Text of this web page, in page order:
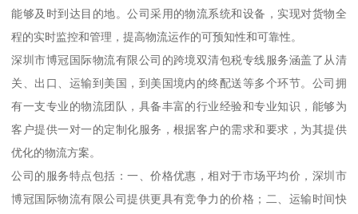
能够及时到达目的地。公司采用的物流系统和设备，实现对货物全
程的实时监控和管理，提高物流运作的可预知性和可靠性。
深圳市博冠国际物流有限公司的跨境双清包税专线服务涵盖了从清
关、出口、运输到美国，到美国境内的终配送等多个环节。公司拥
有一支专业的物流团队，具备丰富的行业经验和专业知识，能够为
客户提供一对一的定制化服务，根据客户的需求和要求，为其提供
优化的物流方案。
公司的服务特点包括：一、价格优惠，相对于市场平均价，深圳市
博冠国际物流有限公司提供更具有竞争力的价格；二、运输时间快